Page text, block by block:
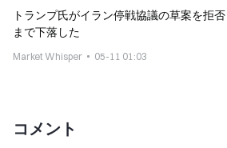
トランプ氏がイラン停戦協議の草案を拒
まで下落した
Market Whisper 05-11 01:03
コメント